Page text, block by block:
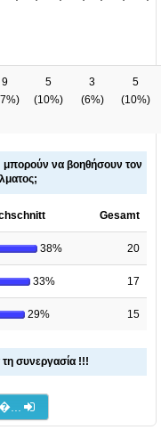
9
)
5
(10%)
3
(6%)
5
(10%)
μπορούν να βοηθήσουν τον
Gesamt
38% 20
33% 17
29% 15
τη συνεργασία !!!